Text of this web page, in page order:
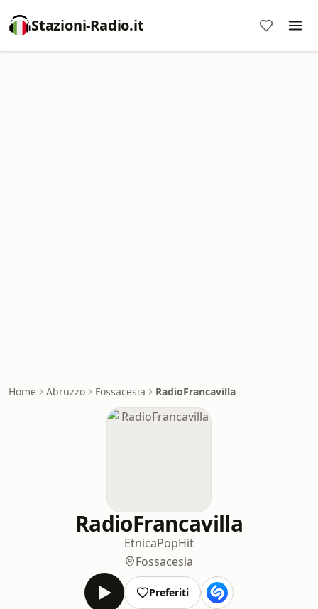
Stazioni-Radio.it
Home Abruzzo Fossacesia RadioFrancavilla
RadioFrancavilla
EtnicaPopHit
Fossacesia
Preferiti